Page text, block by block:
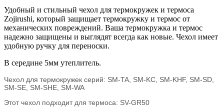
Удобный и стильный чехол для термокружек и термоса
Zojirushi, который защищает термокружку и термос от
механических повреждений. Ваша термокружка и термос
надежно защищены и выглядят всегда как новые. Чехол имеет
удобную ручку для переноски.
В середине 5мм утеплитель.
Чехол для термокружек серий: SM-TA, SM-KC, SM-KHF, SM-SD,
SM-SE, SM-SHE, SM-WA
Этот чехол подходит для термоса: SV-GR50